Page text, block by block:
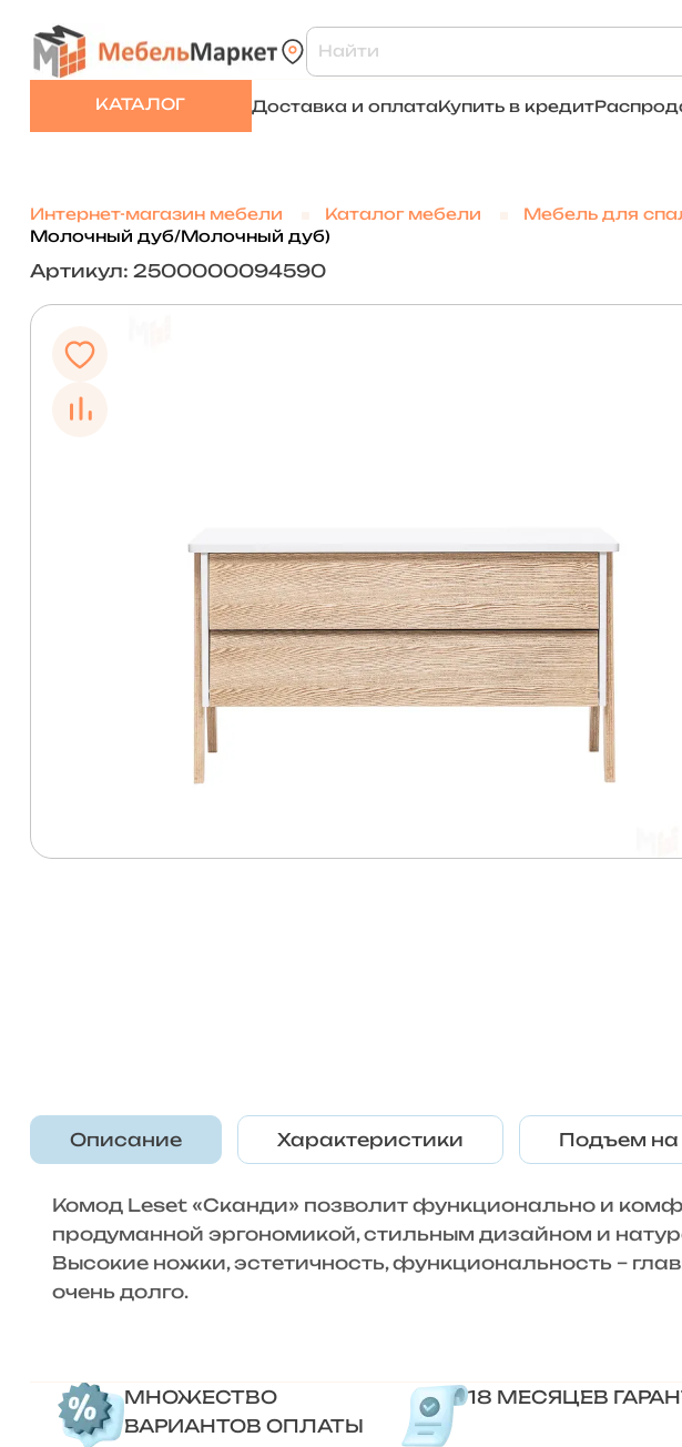
КАТАЛОГ Доставка и оплатаКупить в кредит
Интернет-магазин мебели Каталог мебели Мебель для
Молочный дуб/Молочный дуб)
Артикул: 2500000094590
Описание Характеристики Подъем
Комод Leset «Сканди» позволит функционально и
продуманной эргономикой, стильным дизайном и
Высокие ножки, эстетичность, функциональность –
очень долго.
МНОЖЕСТВО
ВАРИАНТОВ ОПЛАТЫ
18 МЕСЯЦЕВ